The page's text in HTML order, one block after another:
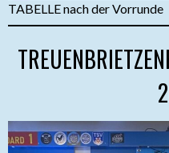
TABELLE nach der Vorrunde